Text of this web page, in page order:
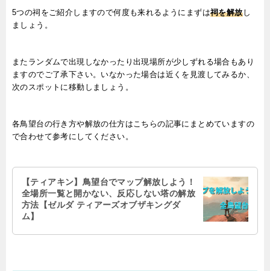
5つの祠をご紹介しますので何度も来れるようにまずは祠を解放し
ましょう。
またランダムで出現しなかったり出現場所が少しずれる場合もあり
ますのでご了承下さい。いなかった場合は近くを見渡してみるか、
次のスポットに移動しましょう。
各鳥望台の行き方や解放の仕方はこちらの記事にまとめていますの
で合わせて参考にしてください。
【ティアキン】鳥望台でマップ解放しよう！
全場所一覧と開かない、反応しない塔の解放
方法【ゼルダ ティアーズオブザキングダ
ム】